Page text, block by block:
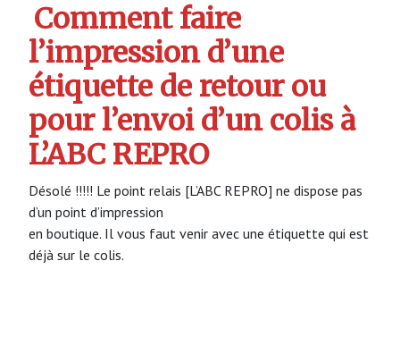
Comment faire
l’impression d’une
étiquette de retour ou
pour l’envoi d’un colis à
L’ABC REPRO
Désolé !!!!! Le point relais [L’ABC REPRO] ne dispose pas
d’un point d’impression
en boutique. Il vous faut venir avec une étiquette qui est
déjà sur le colis.